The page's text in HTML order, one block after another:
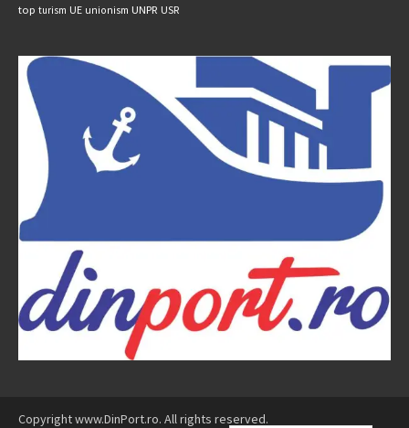
top turism UE unionism UNPR USR
Copyright www.DinPort.ro. All rights reserved.